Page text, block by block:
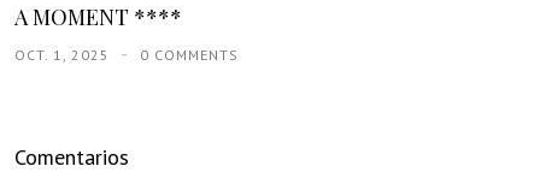
A MOMENT ****
OCT. 1, 2025 0 COMMENTS
Comentarios